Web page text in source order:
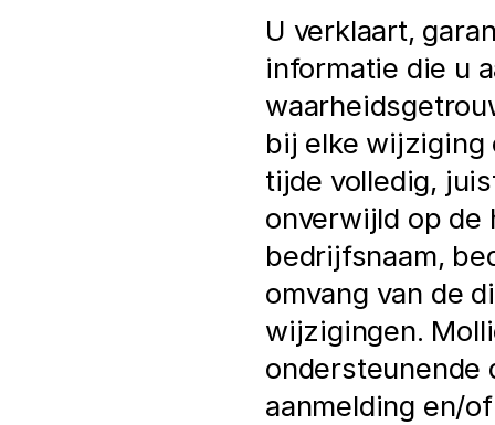
U verklaart,
informatie die u
bij elke wijziging
tijde volledig,
onverwijld op de
bedrijfsnaam,
omvang van de
wijzigingen.
ondersteunende
aanmelding en/